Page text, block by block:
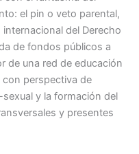
el pin o veto parental,
del Derecho
de fondos públicos a
de una red de educación
con perspectiva de
y la formación del
y presentes